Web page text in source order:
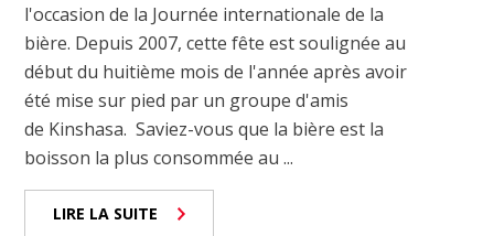
l'occasion de la Journée internationale de la
bière. Depuis 2007, cette fête est soulignée au
début du huitième mois de l'année après avoir
été mise sur pied par un groupe d'amis
de Kinshasa. Saviez-vous que la bière est la
boisson la plus consommée au ...
LIRE LA SUITE